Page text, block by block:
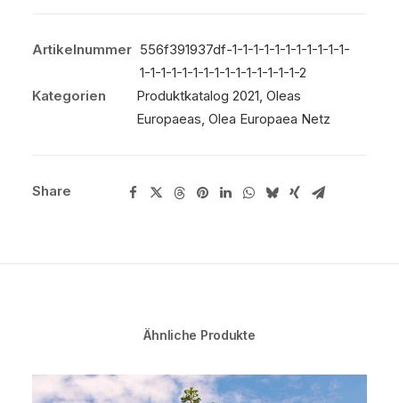
Artikelnummer 556f391937df-1-1-1-1-1-1-1-1-1-1-1-
1-1-1-1-1-1-1-1-1-1-1-1-1-1-1-2
Kategorien
Produktkatalog 2021, Oleas
Europaeas, Olea Europaea Netz
Share
Ähnliche Produkte